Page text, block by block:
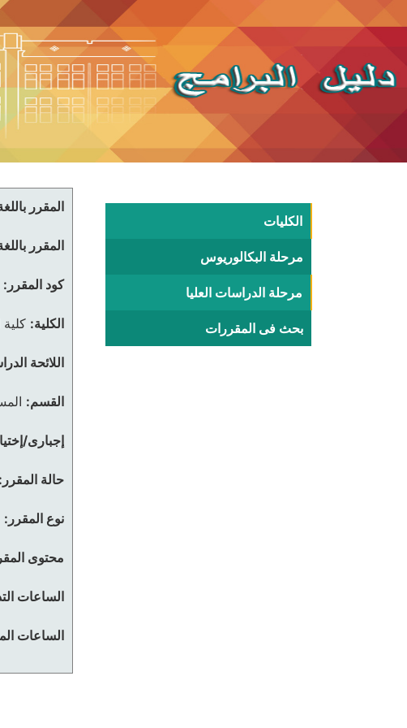
الكليات
مرحلة البكالوريوس
مرحلة الدراسات العليا
بحث فى المقررات
المقرر
المقرر
كود المقرر:
الكلية: كلية
اللائحة
القسم:
إجبارى/
حالة المقرر:
نوع المقرر:
محتوى
الساعات
الساعات